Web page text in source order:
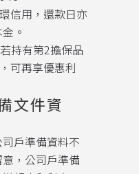
信用，還款日亦
。
持有第2擔保品
可再享優惠利
文件資
戶準備資料不
，公司戶準備